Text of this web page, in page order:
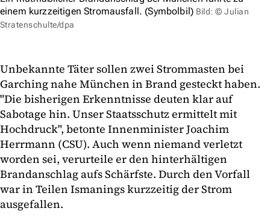
einem kurzzeitigen Stromausfall. (Symbolbil) Bild: © Julian
Stratenschulte/dpa
Unbekannte Täter sollen zwei Strommasten bei
Garching nahe München in Brand gesteckt haben.
"Die bisherigen Erkenntnisse deuten klar auf
Sabotage hin. Unser Staatsschutz ermittelt mit
Hochdruck", betonte Innenminister Joachim
Herrmann (CSU). Auch wenn niemand verletzt
worden sei, verurteile er den hinterhältigen
Brandanschlag aufs Schärfste. Durch den Vorfall
war in Teilen Ismanings kurzzeitig der Strom
ausgefallen.